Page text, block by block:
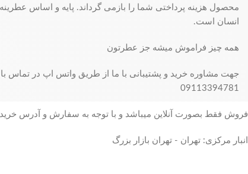
محصول هزینه پرداختی شما را بازمی گرداند. پایه و اساس
انسان است.
همه چیز فراموش میشه جز عطرتون
جهت مشاوره خرید و پشتیبانی با ما از طریق واتس اپ در تماس
09113394781
فروش فقط بصورت آنلاین میباشد و با توجه به سفارش و آدرس
انبار مرکزی: تهران - تهران بازار بزرگ